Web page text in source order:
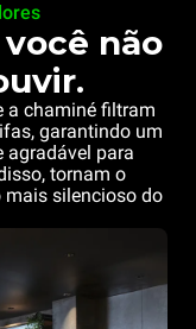
não
a chaminé filtram
garantindo um
agradável para
tornam o
silencioso do